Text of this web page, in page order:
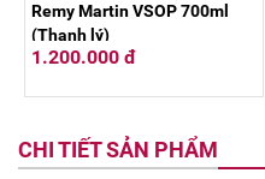
Remy Martin VSOP 700ml
(Thanh lý)
1.200.000 đ
CHI TIẾT SẢN PHẨM